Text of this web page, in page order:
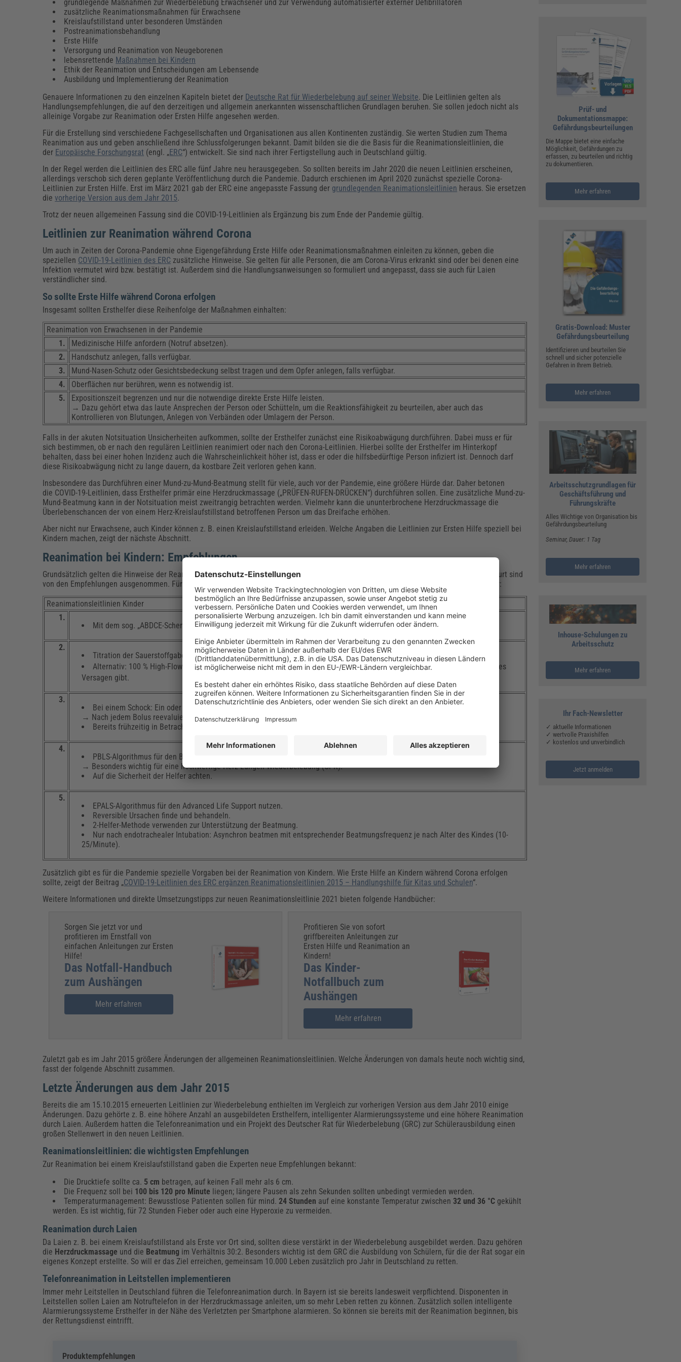
grundlegende Maßnahmen zur Wiederbelebung Erwachsener und zur Verwendung automatisierter externer Defibrillatoren
zusätzliche Reanimationsmaßnahmen für Erwachsene
Kreislaufstillstand unter besonderen Umständen
Postreanimationsbehandlung
Erste Hilfe
Versorgung und Reanimation von Neugeborenen
lebensrettende Maßnahmen bei Kindern
Ethik der Reanimation und Entscheidungen am Lebensende
Ausbildung und Implementierung der Reanimation
Genauere Informationen zu den einzelnen Kapiteln bietet der Deutsche Rat für Wiederbelebung auf seiner Website. Die Leitlinien gelten als
Handlungsempfehlungen, die auf den derzeitigen und allgemein anerkannten wissenschaftlichen Grundlagen beruhen. Sie sollen jedoch nicht als
alleinige Vorgabe zur Reanimation oder Ersten Hilfe angesehen werden.
Für die Erstellung sind verschiedene Fachgesellschaften und Organisationen aus allen Kontinenten zuständig. Sie werten Studien zum Thema
Reanimation aus und geben anschließend ihre Schlussfolgerungen bekannt. Damit bilden sie die die Basis für die Reanimationsleitlinien, die
der Europäische Forschungsrat (engl. „ERC“) entwickelt. Sie sind nach ihrer Fertigstellung auch in Deutschland gültig.
In der Regel werden die Leitlinien des ERC alle fünf Jahre neu herausgegeben. So sollten bereits im Jahr 2020 die neuen Leitlinien erscheinen,
allerdings verschob sich deren geplante Veröffentlichung durch die Pandemie. Dadurch erschienen im April 2020 zunächst spezielle Corona-
Leitlinien zur Ersten Hilfe. Erst im März 2021 gab der ERC eine angepasste Fassung der grundlegenden Reanimationsleitlinien heraus. Sie ersetzen
dievorherige Version aus dem Jahr 2015.
Trotz der neuen allgemeinen Fassung sind die COVID-19-Leitlinien als Ergänzung bis zum Ende der Pandemie gültig.
Leitlinien zur Reanimation während Corona
Um auch in Zeiten der Corona-Pandemie ohne Eigengefährdung Erste Hilfe oder Reanimationsmaßnahmen einleiten zu können, geben die
speziellen COVID-19-Leitlinien des ERC zusätzliche Hinweise. Sie gelten für alle Personen, die am Corona-Virus erkrankt sind oder bei denen eine
Infektion vermutet wird bzw. bestätigt ist. Außerdem sind die Handlungsanweisungen so formuliert und angepasst, dass sie auch für Laien
verständlicher sind.
So sollte Erste Hilfe während Corona erfolgen
Insgesamt sollten Ersthelfer diese Reihenfolge der Maßnahmen einhalten:
Reanimation von Erwachsenen in der Pandemie
1.
Medizinische Hilfe anfordern (Notruf absetzen).
2.
Handschutz anlegen, falls verfügbar.
3.
Mund-Nasen-Schutz oder Gesichtsbedeckung selbst tragen und dem Opfer anlegen, falls verfügbar.
4.
Oberflächen nur berühren, wenn es notwendig ist.
5.
Expositionszeit begrenzen und nur die notwendige direkte Erste Hilfe leisten.
→ Dazu gehört etwa das laute Ansprechen der Person oder Schütteln, um die Reaktionsfähigkeit zu beurteilen, aber auch das
Kontrollieren von Blutungen, Anlegen von Verbänden oder Umlagern der Person.
Falls in der akuten Notsituation Unsicherheiten aufkommen, sollte der Ersthelfer zunächst eine Risikoabwägung durchführen. Dabei muss er für
sich bestimmen, ob er nach den regulären Leitlinien reanimiert oder nach den Corona-Leitlinien. Hierbei sollte der Ersthelfer im Hinterkopf
behalten, dass bei einer hohen Inzidenz auch die Wahrscheinlichkeit höher ist, dass er oder die hilfsbedürftige Person infiziert ist. Dennoch darf
diese Risikoabwägung nicht zu lange dauern, da kostbare Zeit verloren gehen kann.
Insbesondere das Durchführen einer Mund-zu-Mund-Beatmung stellt für viele, auch vor der Pandemie, eine größere Hürde dar. Daher betonen
die COVID-19-Leitlinien, dass Ersthelfer primär eine Herzdruckmassage („PRÜFEN-RUFEN-DRÜCKEN“) durchführen sollen. Eine zusätzliche Mund-zu-
Mund-Beatmung kann in der Notsituation meist zweitrangig betrachten werden. Vielmehr kann die ununterbrochene Herzdruckmassage die
Überlebenschancen der von einem Herz-Kreislaufstillstand betroffenen Person um das Dreifache erhöhen.
Aber nicht nur Erwachsene, auch Kinder können z. B. einen Kreislaufstillstand erleiden. Welche Angaben die Leitlinien zur Ersten Hilfe speziell bei
Kindern machen, zeigt der nächste Abschnitt.
Reanimation bei Kindern: Empfehlungen
Grundsätzlich gelten die Hinweise der Reanimationslinien für alle Kinder von 0 bis 18 Jahren. Lediglich Neugeborene im Rahmen ihrer Geburt sind
von den Empfehlungen ausgenommen. Für den schnellen Überblick geben die Leitlinien diese lebensrettenden Maßnahmen bei Kindern vor:
Reanimationsleitlinien Kinder
1.
Mit dem sog. „ABDCE-Schema“ das kranke bzw. verletzte Kind untersuchen und versorgen.
2.
Titration der Sauerstoffgabe: Ziel-SpO2von 94 bis 98 %
Alternativ: 100 % High-Flow O
, wenn SpO2nicht messbar ist und es Anzeichen für ein respiratorisches bzw. hämodynamisches
Versagen gibt.
3.
Bei einem Schock: Ein oder mehrere Flüssigkeitsboli Vollelektrolytlösung à 10 ml/kg Körpergewicht verabreichen.
→ Nach jedem Bolus reevaluieren.
Bereits frühzeitig in Betracht ziehen, eine Katecholamintherapie zu beginnen.
4.
PBLS-Algorithmus für den Basic Life Support (ABC – 15:2) verwenden, falls die helfende Person darin geschult ist.
→ Besonders wichtig für eine hochwertige Herz-Lungen-Wiederbelebung (CPR).
Auf die Sicherheit der Helfer achten.
5.
EPALS-Algorithmus für den Advanced Life Support nutzen.
Reversible Ursachen finde und behandeln.
2-Helfer-Methode verwenden zur Unterstützung der Beatmung.
Nur nach endotrachealer Intubation: Asynchron beatmen mit entsprechender Beatmungsfrequenz je nach Alter des Kindes (10-
25/Minute).
Zusätzlich gibt es für die Pandemie spezielle Vorgaben bei der Reanimation von Kindern. Wie Erste Hilfe an Kindern während Corona erfolgen
sollte, zeigt der Beitrag „COVID-19-Leitlinien des ERC ergänzen Reanimationsleitlinien 2015 – Handlungshilfe für Kitas und Schulen“.
Weitere Informationen und direkte Umsetzungstipps zur neuen Reanimationsleitlinie 2021 bieten folgende Handbücher:
Sorgen Sie jetzt vor und
profitieren im Ernstfall von
einfachen Anleitungen zur Ersten
Hilfe!
Das Notfall-Handbuch
zum Aushängen
Mehr erfahren
Profitieren Sie von sofort
griffbereiten Anleitungen zur
Ersten Hilfe und Reanimation an
Kindern!
Das Kinder-
Notfallbuch zum
Aushängen
Mehr erfahren
Zuletzt gab es im Jahr 2015 größere Änderungen der allgemeinen Reanimationsleitlinien. Welche Änderungen von damals heute noch wichtig sind,
fasst der folgende Abschnitt zusammen.
Letzte Änderungen aus dem Jahr 2015
Bereits die am 15.10.2015 erneuerten Leitlinien zur Wiederbelebung enthielten im Vergleich zur vorherigen Version aus dem Jahr 2010 einige
Änderungen. Dazu gehörte z. B. eine höhere Anzahl an ausgebildeten Ersthelfern, intelligenter Alarmierungssysteme und eine höhere Reanimation
durch Laien. Außerdem hatten die Telefonreanimation und ein Projekt des Deutscher Rat für Wiederbelebung (GRC) zur Schülerausbildung einen
großen Stellenwert in den neuen Leitlinien.
Reanimationsleitlinien: die wichtigsten Empfehlungen
Zur Reanimation bei einem Kreislaufstillstand gaben die Experten neue Empfehlungen bekannt:
Die Drucktiefe sollte ca. 5 cm betragen, auf keinen Fall mehr als 6 cm.
Die Frequenz soll bei 100 bis 120 pro Minute liegen; längere Pausen als zehn Sekunden sollten unbedingt vermieden werden.
Temperaturmanagement: Bewusstlose Patienten sollen für mind.24 Stunden auf eine konstante Temperatur zwischen32 und 36 °C gekühlt
werden. Es ist wichtig, für 72 Stunden Fieber oder auch eine Hyperoxie zu vermeiden.
Reanimation durch Laien
Da Laien z. B. bei einem Kreislaufstillstand als Erste vor Ort sind, sollten diese verstärkt in der Wiederbelebung ausgebildet werden. Dazu gehören
die Herzdruckmassage und die Beatmung im Verhältnis 30:2. Besonders wichtig ist dem GRC die Ausbildung von Schülern, für die der Rat sogar ein
eigenes Konzept erstellte. So will er das Ziel erreichen, gemeinsam 10.000 Leben zusätzlich pro Jahr in Deutschland zu retten.
Telefonreanimation in Leitstellen implementieren
Immer mehr Leitstellen in Deutschland führen die Telefonreanimation durch. In Bayern ist sie bereits landesweit verpflichtend. Disponenten in
Leitstellen sollen Laien am Notruftelefon in der Herzdruckmassage anleiten, um so mehr Leben retten zu können. Zusätzlich sollen intelligente
Alarmierungssysteme Ersthelfer in der Nähe des Verletzten per Smartphone alarmieren. So können sie bereits mit der Reanimation beginnen, bis
der Rettungsdienst eintrifft.
Produktempfehlungen
Prüf- und
Dokumentationsmappe:
Gefährdungsbeurteilungen
Die Mappe bietet eine einfache
Möglichkeit, Gefährdungen zu
erfassen, zu beurteilen und richtig
zu dokumentieren.
Mehr erfahren
Gratis-Download: Muster
Gefährdungsbeurteilung
Identifizieren und beurteilen Sie
schnell und sicher potenzielle
Gefahren in Ihrem Betrieb.
Mehr erfahren
Arbeitsschutzgrundlagen für
Geschäftsführung und
Führungskräfte
Alles Wichtige von Organisation bis
Gefährdungsbeurteilung
Seminar, Dauer: 1 Tag
Mehr erfahren
Inhouse-Schulungen zu
Arbeitsschutz
Mehr erfahren
Ihr Fach-Newsletter
✓ aktuelle Informationen
✓ wertvolle Praxishilfen
✓ kostenlos und unverbindlich
Jetzt anmelden